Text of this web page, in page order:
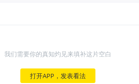
我们需要你的真知灼见来填补这片空白
打开APP，发表看法